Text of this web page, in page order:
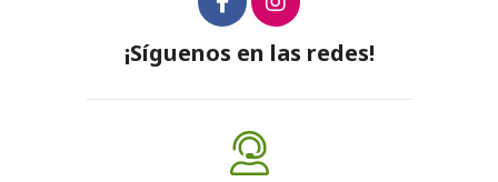
¡Síguenos en las redes!